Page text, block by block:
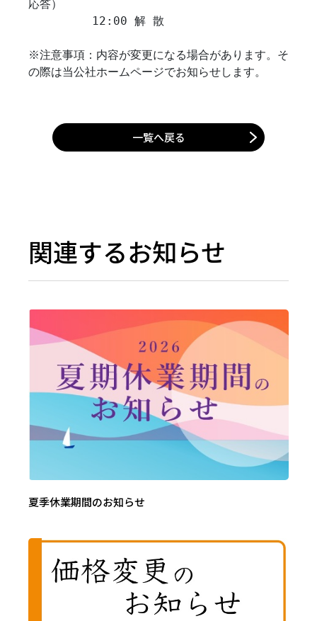
応答）
※注意事項：内容が変更になる場合があります。そ
一覧へ戻る
関連するお知らせ
夏季休業期間のお知らせ